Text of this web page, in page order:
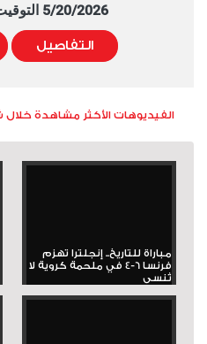
5/20/2026 التوقيت 8:00 PM
التفاصيل
الفيديوهات الأكثر مشاهدة خلال
مباراة للتاريخ.. إنجلترا تهزم
فرنسا 6-4 في ملحمة كروية لا
تُنسى